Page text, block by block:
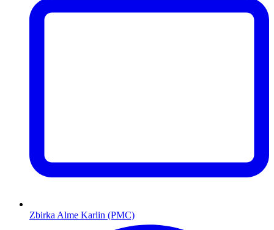
Zbirka Alme Karlin (PMC)